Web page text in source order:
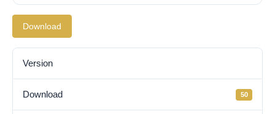
Download
Version
Download 50